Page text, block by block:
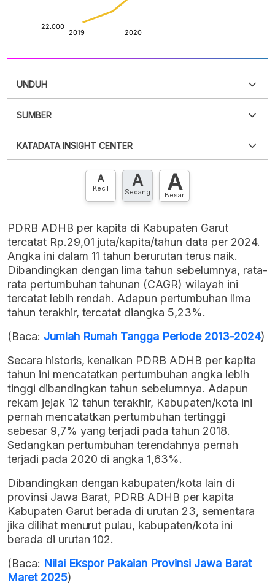
UNDUH
XLS
SUMBER
punya akun?Silakan Daftar sekarang
KATADATA INSIGHT CENTER
Hubungi sekarang »
A
Kecil A
Sedang A
Besar
PDRB ADHB per kapita di Kabupaten Garut
tercatat Rp.29,01 juta/kapita/tahun data per 2024.
Angka ini dalam 11 tahun berurutan terus naik.
Dibandingkan dengan lima tahun sebelumnya, rata-
rata pertumbuhan tahunan (CAGR) wilayah ini
tercatat lebih rendah. Adapun pertumbuhan lima
tahun terakhir, tercatat diangka 5,23%.
(Baca: Jumlah Rumah Tangga Periode 2013-2024)
Secara historis, kenaikan PDRB ADHB per kapita
tahun ini mencatatkan pertumbuhan angka lebih
tinggi dibandingkan tahun sebelumnya. Adapun
rekam jejak 12 tahun terakhir, Kabupaten/kota ini
pernah mencatatkan pertumbuhan tertinggi
sebesar 9,7% yang terjadi pada tahun 2018.
Sedangkan pertumbuhan terendahnya pernah
terjadi pada 2020 di angka 1,63%.
Dibandingkan dengan kabupaten/kota lain di
provinsi Jawa Barat, PDRB ADHB per kapita
Kabupaten Garut berada di urutan 23, sementara
jika dilihat menurut pulau, kabupaten/kota ini
berada di urutan 102.
(Baca: Nilai Ekspor Pakaian Provinsi Jawa Barat
Maret 2025)